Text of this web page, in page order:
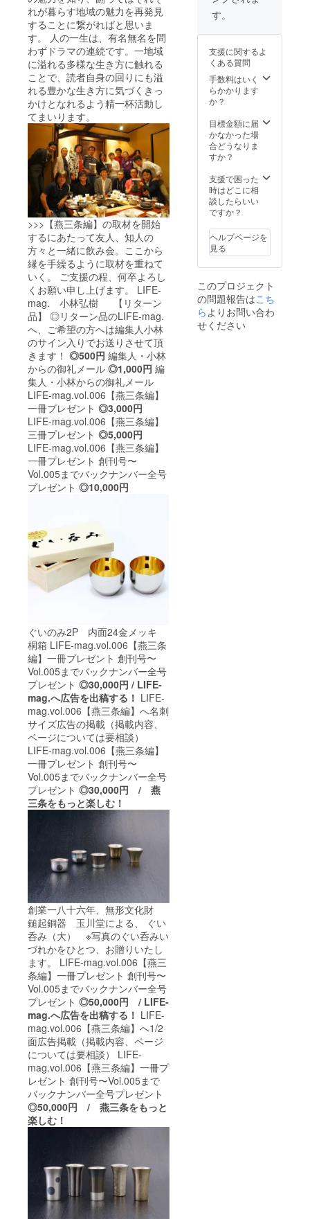
れが暮らす地域の魅力を再発見
することに繋がればと思いま
す。 人の一生は、有名無名を問
わずドラマの連続です。一地域
に溢れる多様な生き方に触れる
ことで、読者自身の回りにも溢
れる豊かな生き方に気づくきっ
かけとなれるよう精一杯活動し
てまいります。
>>>【燕三条編】の取材を開始
するにあたって友人、知人の
方々と一緒に飲み会。ここから
縁を手繰るように取材を重ねて
いく。 ご支援の程、何卒よろし
くお願い申し上げます。 LIFE-
mag. 小林弘樹 【リターン
品】 ◎リターン品のLIFE-mag.
へ、ご希望の方へは編集人小林
のサイン入りでお送りさせて頂
きます！ ◎500円 編集人・小林
からの御礼メール ◎1,000円 編
集人・小林からの御礼メール
LIFE-mag.vol.006【燕三条編】
一冊プレゼント ◎3,000円
LIFE-mag.vol.006【燕三条編】
三冊プレゼント ◎5,000円
LIFE-mag.vol.006【燕三条編】
一冊プレゼント 創刊号〜
Vol.005までバックナンバー全号
プレゼント ◎10,000円
ぐいのみ2P 内面24金メッキ
桐箱 LIFE-mag.vol.006【燕三条
編】一冊プレゼント 創刊号〜
Vol.005までバックナンバー全号
プレゼント ◎30,000円 / LIFE-
mag.へ広告を出稿する！ LIFE-
mag.vol.006【燕三条編】へ名刺
サイズ広告の掲載（掲載内容、
ページについては要相談）
LIFE-mag.vol.006【燕三条編】
一冊プレゼント 創刊号〜
Vol.005までバックナンバー全号
プレゼント ◎30,000円 / 燕
三条をもっと楽しむ！
創業一八十六年、無形文化財
鎚起銅器 玉川堂による、 ぐい
呑み（大） ※写真のぐい呑みい
づれかをひとつ、お贈りいたし
ます。 LIFE-mag.vol.006【燕三
条編】一冊プレゼント 創刊号〜
Vol.005までバックナンバー全号
プレゼント ◎50,000円 / LIFE-
mag.へ広告を出稿する！ LIFE-
mag.vol.006【燕三条編】へ1/2
面広告掲載（掲載内容、ページ
については要相談） LIFE-
mag.vol.006【燕三条編】一冊プ
レゼント 創刊号〜Vol.005まで
バックナンバー全号プレゼント
◎50,000円 / 燕三条をもっと
楽しむ！
LIFE-
.006【
燕三条
編】一
冊プレ
ゼント
号〜
Vol.005
まで
バック
バー全
号プレ
ゼント
す。
支援に関するよ
くある質問
手数料はいく
らかかります
か？
目標金額に届
かなかった場
合どうなりま
すか？
支援で困った
時はどこに相
談したらいい
ですか？
ヘルプページを
見る
このプロジェクト
の問題報告はこち
ら よりお問い合わ
せください